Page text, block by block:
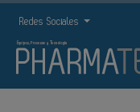
Redes Sociales